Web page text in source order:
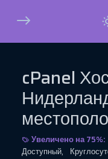
cPanel
Увеличено на 75%:
Доступный,